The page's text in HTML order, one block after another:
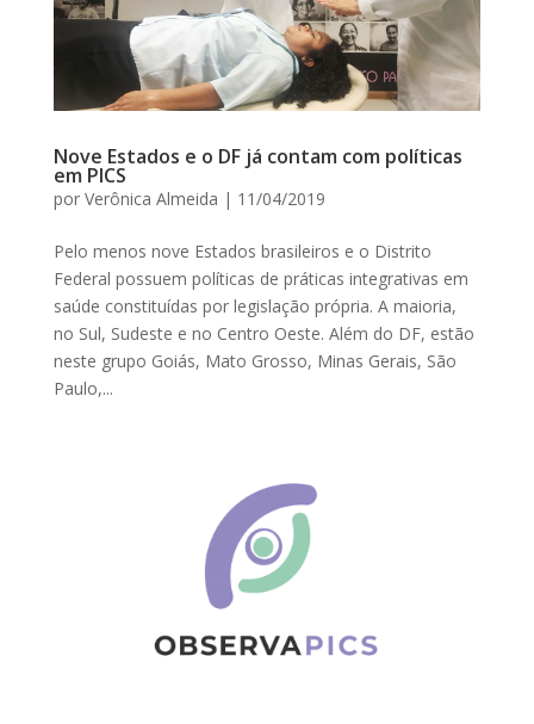
Nove Estados e o DF já contam com políticas
em PICS
por Verônica Almeida | 11/04/2019
Pelo menos nove Estados brasileiros e o Distrito
Federal possuem políticas de práticas integrativas em
saúde constituídas por legislação própria. A maioria,
no Sul, Sudeste e no Centro Oeste. Além do DF, estão
neste grupo Goiás, Mato Grosso, Minas Gerais, São
Paulo,...